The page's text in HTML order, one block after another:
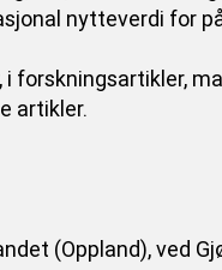
nytteverdi for
forskningsartikler,
artikler.
(Oppland), ved